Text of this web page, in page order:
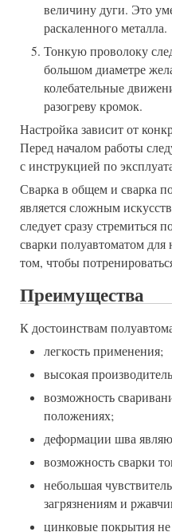
величину дуги. Это
раскаленного металла.
Тонкую проволоку
большом диаметре
колебательные
разогреву кромок.
Настройка зависит от
Перед началом работы
с инструкцией по
Сварка в общем и сварка
является сложным
следует сразу стремиться
сварки полуавтоматом
том, чтобы
Преимущества
К достоинствам
легкость применения;
высокая
возможность
положениях;
деформации шва
возможность сварки
небольшая
загрязнениям и
цинковые покрытия